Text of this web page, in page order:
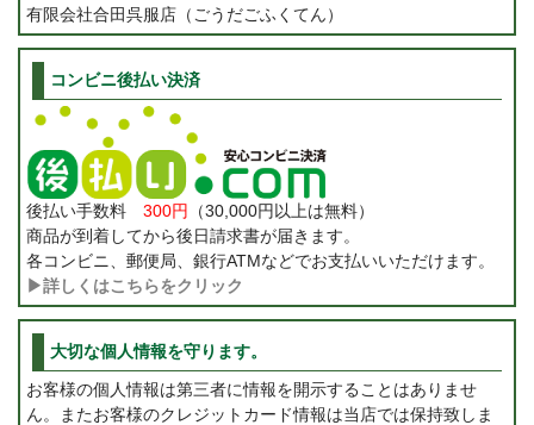
有限会社合田呉服店（ごうだごふくてん）
コンビニ後払い決済
後払い手数料 300円
（30,000円以上は無料）
商品が到着してから後日請求書が届きます。
各コンビニ、郵便局、銀行ATMなどでお支払いいただけます。
▶詳しくはこちらをクリック
大切な個人情報を守ります。
お客様の個人情報は第三者に情報を開示することはありませ
ん。またお客様のクレジットカード情報は当店では保持致しま